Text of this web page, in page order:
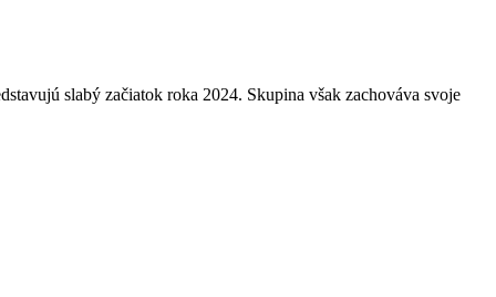
slabý začiatok roka 2024. Skupina však zachováva svoje